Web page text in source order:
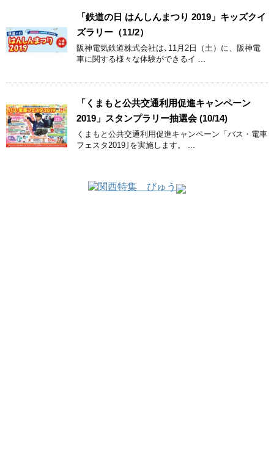
「鉄道の日 はんしんまつり 2019」キッズクイ
ズラリー（11/2）
阪神電気鉄道株式会社は､11月2日（土）に、阪神電
車に関する様々な体験ができるイ ...
「くまもと公共交通利用促進キャンペーン
2019」スタンプラリー抽選会 (10/14)
くまもと公共交通利用促進キャンペーン「バス・電車
フェスタ2019｣を実施します。 ...